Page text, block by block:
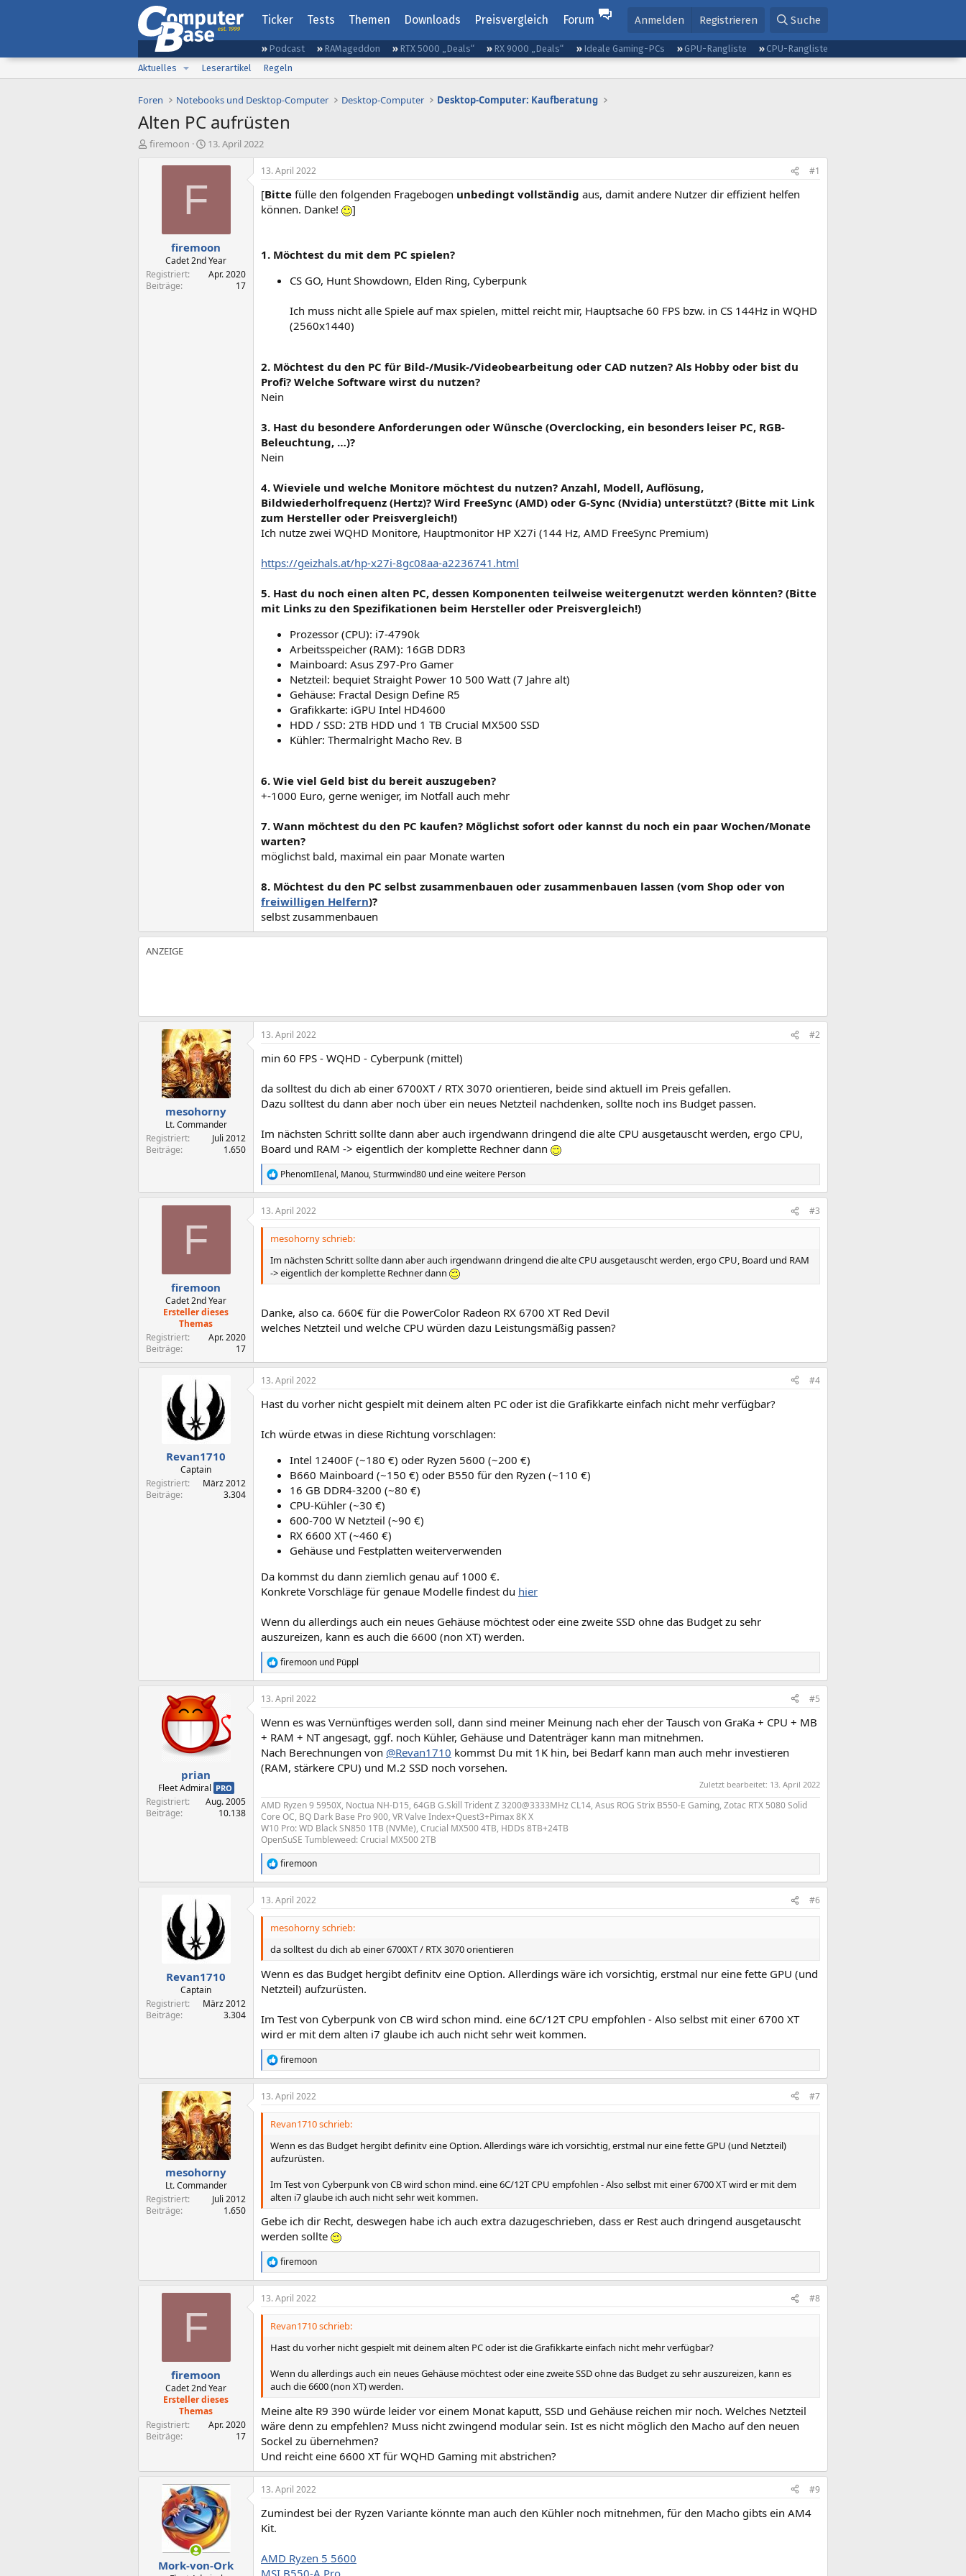
Ticker Tests Themen Downloads Preisvergleich Forum Anmelden Registrieren Suche
Podcast RAMageddon RTX 5000 „Deals“ RX 9000 „Deals“ Ideale Gaming-PCs GPU-Rangliste
CPU-Rangliste
Aktuelles
Leserartikel Regeln
Foren Notebooks und Desktop-Computer Desktop-Computer Desktop-Computer: Kaufberatung
Alten PC aufrüsten
E
firemoon
E
s
t
a
m
13. April 2022
F
firemoon
Cadet 2nd Year
Registriert
Apr. 2020
Beiträge
17
13. April 2022 #1
[Bitte fülle den folgenden Fragebogen unbedingt vollständig aus, damit andere Nutzer dir effizient helfen
können. Danke!
]
1. Möchtest du mit dem PC spielen?
CS GO, Hunt Showdown, Elden Ring, Cyberpunk
Ich muss nicht alle Spiele auf max spielen, mittel reicht mir, Hauptsache 60 FPS bzw. in CS 144Hz in WQHD
(2560x1440)
2. Möchtest du den PC für Bild-/Musik-/Videobearbeitung oder CAD nutzen? Als Hobby oder bist du
Profi? Welche Software wirst du nutzen?
Nein
3. Hast du besondere Anforderungen oder Wünsche (Overclocking, ein besonders leiser PC, RGB-
Beleuchtung, …)?
Nein
4. Wieviele und welche Monitore möchtest du nutzen? Anzahl, Modell, Auflösung,
Bildwiederholfrequenz (Hertz)? Wird FreeSync (AMD) oder G-Sync (Nvidia) unterstützt? (Bitte mit Link
zum Hersteller oder Preisvergleich!)
Ich nutze zwei WQHD Monitore, Hauptmonitor HP X27i (144 Hz, AMD FreeSync Premium)
https://geizhals.at/hp-x27i-8gc08aa-a2236741.html
5. Hast du noch einen alten PC, dessen Komponenten teilweise weitergenutzt werden könnten? (Bitte
mit Links zu den Spezifikationen beim Hersteller oder Preisvergleich!)
Prozessor (CPU): i7-4790k
Arbeitsspeicher (RAM): 16GB DDR3
Mainboard: Asus Z97-Pro Gamer
Netzteil: bequiet Straight Power 10 500 Watt (7 Jahre alt)
Gehäuse: Fractal Design Define R5
Grafikkarte: iGPU Intel HD4600
HDD / SSD: 2TB HDD und 1 TB Crucial MX500 SSD
Kühler: Thermalright Macho Rev. B
6. Wie viel Geld bist du bereit auszugeben?
+-1000 Euro, gerne weniger, im Notfall auch mehr
7. Wann möchtest du den PC kaufen? Möglichst sofort oder kannst du noch ein paar Wochen/Monate
warten?
möglichst bald, maximal ein paar Monate warten
8. Möchtest du den PC selbst zusammenbauen oder zusammenbauen lassen (vom Shop oder von
freiwilligen Helfern)?
selbst zusammenbauen
mesohorny
Lt. Commander
Registriert
Juli 2012
Beiträge
1.650
13. April 2022 #2
min 60 FPS - WQHD - Cyberpunk (mittel)
da solltest du dich ab einer 6700XT / RTX 3070 orientieren, beide sind aktuell im Preis gefallen.
Dazu solltest du dann aber noch über ein neues Netzteil nachdenken, sollte noch ins Budget passen.
Im nächsten Schritt sollte dann aber auch irgendwann dringend die alte CPU ausgetauscht werden, ergo CPU,
Board und RAM -> eigentlich der komplette Rechner dann
R
e
a
k
t
n
e
n
PhenomIIenal, Manou,Sturmwind80 und eine weitere Person
F
firemoon
Cadet 2nd Year
Ersteller dieses
Themas
Registriert
Apr. 2020
Beiträge
17
13. April 2022 #3
mesohorny schrieb:
Im nächsten Schritt sollte dann aber auch irgendwann dringend die alte CPU ausgetauscht werden, ergo CPU, Board und RAM
-> eigentlich der komplette Rechner dann
Danke, also ca. 660€ für die PowerColor Radeon RX 6700 XT Red Devil
welches Netzteil und welche CPU würden dazu Leistungsmäßig passen?
Revan1710
Captain
Registriert
März 2012
Beiträge
3.304
13. April 2022 #4
Hast du vorher nicht gespielt mit deinem alten PC oder ist die Grafikkarte einfach nicht mehr verfügbar?
Ich würde etwas in diese Richtung vorschlagen:
Intel 12400F (~180 €) oder Ryzen 5600 (~200 €)
B660 Mainboard (~150 €) oder B550 für den Ryzen (~110 €)
16 GB DDR4-3200 (~80 €)
CPU-Kühler (~30 €)
600-700 W Netzteil (~90 €)
RX 6600 XT (~460 €)
Gehäuse und Festplatten weiterverwenden
Da kommst du dann ziemlich genau auf 1000 €.
Konkrete Vorschläge für genaue Modelle findest du hier
Wenn du allerdings auch ein neues Gehäuse möchtest oder eine zweite SSD ohne das Budget zu sehr
auszureizen, kann es auch die 6600 (non XT) werden.
R
e
a
k
i
o
n
e
n
firemoon und Püppl
prian
Fleet Admiral PRO
Registriert
Aug. 2005
Beiträge
10.138
13. April 2022 #5
Wenn es was Vernünftiges werden soll, dann sind meiner Meinung nach eher der Tausch von GraKa + CPU + MB
+ RAM + NT angesagt, ggf. noch Kühler, Gehäuse und Datenträger kann man mitnehmen.
Nach Berechnungen von @Revan1710 kommst Du mit 1K hin, bei Bedarf kann man auch mehr investieren
(RAM, stärkere CPU) und M.2 SSD noch vorsehen.
Zuletzt bearbeitet: 13. April 2022
AMD Ryzen 9 5950X, Noctua NH-D15, 64GB G.Skill Trident Z 3200@3333MHz CL14, Asus ROG Strix B550-E Gaming, Zotac RTX 5080 Solid
Core OC, BQ Dark Base Pro 900, VR Valve Index+Quest3+Pimax 8K X
W10 Pro: WD Black SN850 1TB (NVMe), Crucial MX500 4TB, HDDs 8TB+24TB
OpenSuSE Tumbleweed: Crucial MX500 2TB
R
e
a
k
t
n
e
n
:
firemoon
Revan1710
Captain
Registriert
März 2012
Beiträge
3.304
13. April 2022 #6
mesohorny schrieb:
da solltest du dich ab einer 6700XT / RTX 3070 orientieren
Wenn es das Budget hergibt definitv eine Option. Allerdings wäre ich vorsichtig, erstmal nur eine fette GPU (und
Netzteil) aufzurüsten.
Im Test von Cyberpunk von CB wird schon mind. eine 6C/12T CPU empfohlen - Also selbst mit einer 6700 XT
wird er mit dem alten i7 glaube ich auch nicht sehr weit kommen.
R
e
a
k
t
n
firemoon
mesohorny
Lt. Commander
Registriert
Juli 2012
Beiträge
1.650
13. April 2022 #7
Revan1710 schrieb:
Wenn es das Budget hergibt definitv eine Option. Allerdings wäre ich vorsichtig, erstmal nur eine fette GPU (und Netzteil)
aufzurüsten.
Im Test von Cyberpunk von CB wird schon mind. eine 6C/12T CPU empfohlen - Also selbst mit einer 6700 XT wird er mit dem
alten i7 glaube ich auch nicht sehr weit kommen.
Gebe ich dir Recht, deswegen habe ich auch extra dazugeschrieben, dass er Rest auch dringend ausgetauscht
werden sollte
R
e
a
k
t
n
firemoon
F
firemoon
Cadet 2nd Year
Ersteller dieses
Themas
Registriert
Apr. 2020
Beiträge
17
13. April 2022 #8
Revan1710 schrieb:
Hast du vorher nicht gespielt mit deinem alten PC oder ist die Grafikkarte einfach nicht mehr verfügbar?
Wenn du allerdings auch ein neues Gehäuse möchtest oder eine zweite SSD ohne das Budget zu sehr auszureizen, kann es
auch die 6600 (non XT) werden.
Meine alte R9 390 würde leider vor einem Monat kaputt, SSD und Gehäuse reichen mir noch. Welches Netzteil
wäre denn zu empfehlen? Muss nicht zwingend modular sein. Ist es nicht möglich den Macho auf den neuen
Sockel zu übernehmen?
Und reicht eine 6600 XT für WQHD Gaming mit abstrichen?
Mork-von-Ork
13. April 2022 #9
Zumindest bei der Ryzen Variante könnte man auch den Kühler noch mitnehmen, für den Macho gibts ein AM4
Kit.
AMD Ryzen 5 5600
MSI B550-A Pro